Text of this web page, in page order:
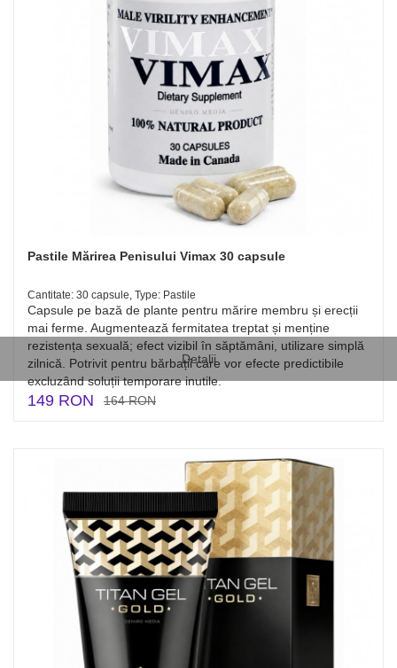
Detalii
Pastile Mărirea Penisului Vimax 30 capsule
Cantitate: 30 capsule, Type: Pastile
Capsule pe bază de plante pentru mărire membru și erecții
mai ferme. Augmentează fermitatea treptat și menține
rezistența sexuală; efect vizibil în săptămâni, utilizare simplă
zilnică. Potrivit pentru bărbații care vor efecte predictibile
excluzând soluții temporare inutile.
149 RON 164 RON